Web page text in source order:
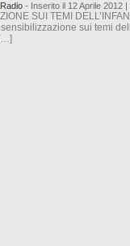
- Inserito il 12 Aprile 2012 |
SUI TEMI
sui temi